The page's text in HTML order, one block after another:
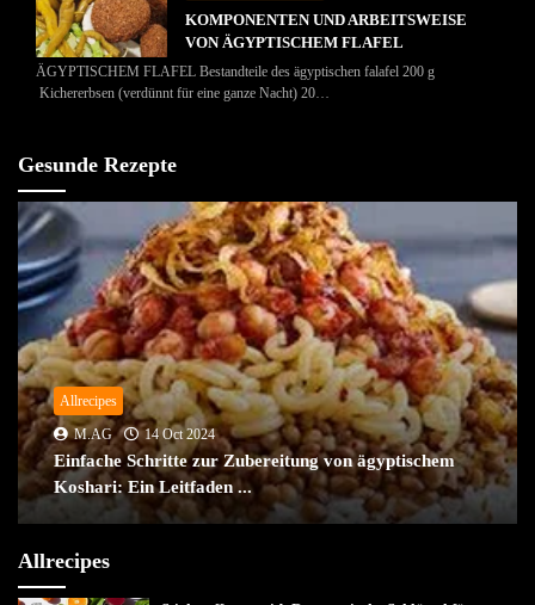
KOMPONENTEN UND ARBEITSWEISE
VON ÄGYPTISCHEM FLAFEL
ÄGYPTISCHEM FLAFEL Bestandteile des ägyptischen falafel 200 g
Kichererbsen (verdünnt für eine ganze Nacht) 20…
Gesunde Rezepte
Allrecipes
M.AG
14 Oct 2024
Einfache Schritte zur Zubereitung von ägyptischem
Koshari: Ein Leitfaden ...
Allrecipes